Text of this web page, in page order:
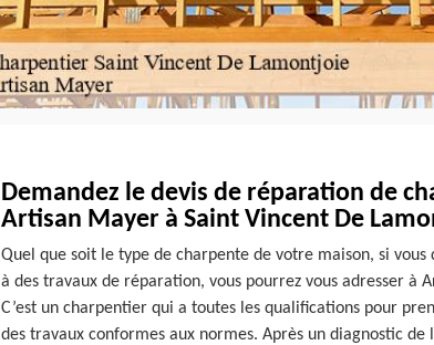
Demandez le devis de réparation de
Artisan Mayer à Saint Vincent De
Quel que soit le type de charpente de votre maison, si vous
à des travaux de réparation, vous pourrez vous adresser à
C’est un charpentier qui a toutes les qualifications pour
des travaux conformes aux normes. Après un diagnostic de